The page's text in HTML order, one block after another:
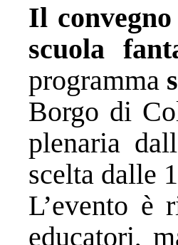
Il
scuola
programma
Borgo di
plenaria
scelta dalle
L’evento è
educatori,